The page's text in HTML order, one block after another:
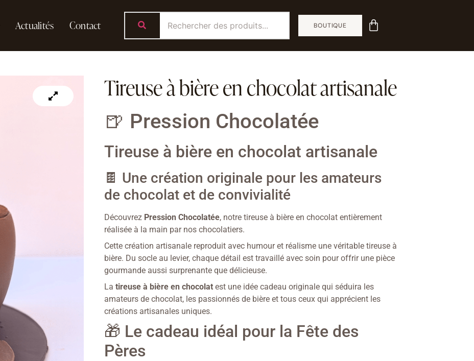
Actualités Contact BOUTIQUE
Tireuse à bière en chocolat artisanale
🍺 Pression Chocolatée
Tireuse à bière en chocolat artisanale
🍫 Une création originale pour les amateurs
de chocolat et de convivialité
Découvrez Pression Chocolatée, notre tireuse à bière en chocolat entièrement
réalisée à la main par nos chocolatiers.
Cette création artisanale reproduit avec humour et réalisme une véritable tireuse à
bière. Du socle au levier, chaque détail est travaillé avec soin pour offrir une pièce
gourmande aussi surprenante que délicieuse.
La tireuse à bière en chocolat est une idée cadeau originale qui séduira les
amateurs de chocolat, les passionnés de bière et tous ceux qui apprécient les
créations artisanales uniques.
🎁 Le cadeau idéal pour la Fête des
Pères